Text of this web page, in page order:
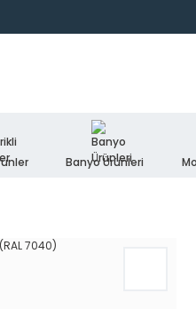
Banyo Ürünleri